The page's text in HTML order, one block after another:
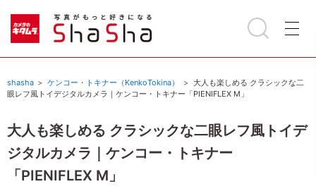
shasha ケンコー・トキナー（KenkoTokina）
大人も楽しめる クラシックな二
眼レフ風トイデジタルカメラ｜ケンコー・トキナー「PIENIFLEX M」
大人も楽しめる クラシックな二眼レフ風トイデ
ジタルカメラ｜ケンコー・トキナー
「PIENIFLEX M」